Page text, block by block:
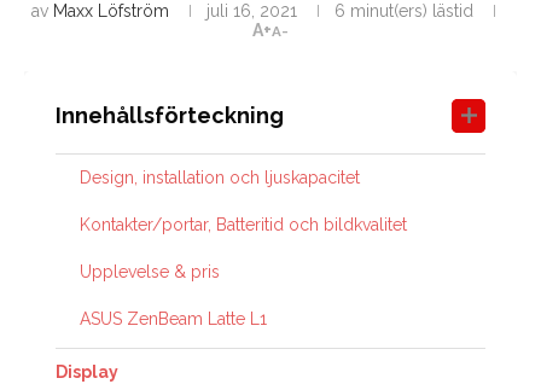
av Maxx Löfström juli 16, 2021
6 minut(ers) lästid
A+A-
Innehållsförteckning
Design, installation och ljuskapacitet
Kontakter/portar, Batteritid och bildkvalitet
Upplevelse & pris
ASUS ZenBeam Latte L1
Display